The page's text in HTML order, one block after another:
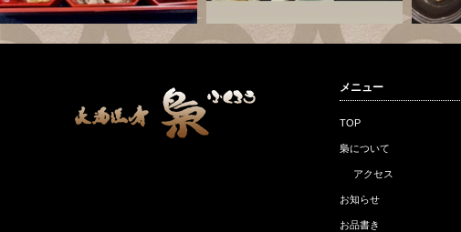
メニュー
TOP
梟について
アクセス
お知らせ
お品書き